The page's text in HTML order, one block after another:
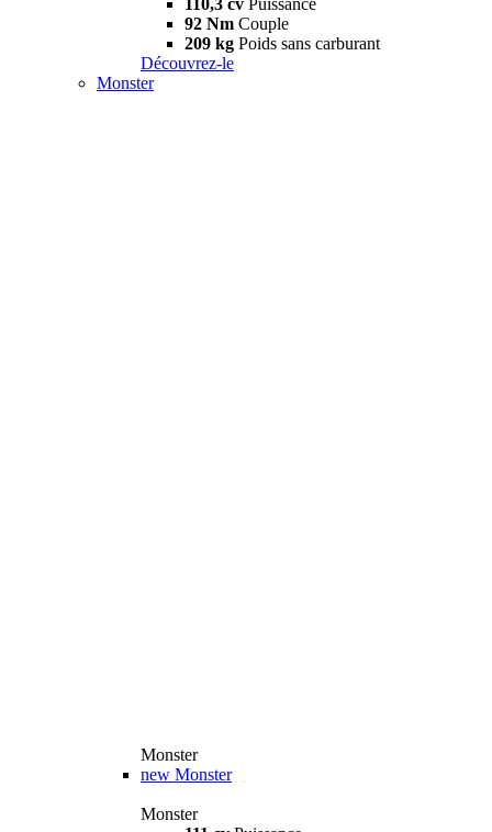
92 Nm Couple
209 kg Poids sans carburant
Découvrez-le
Monster
Monster
new Monster
Monster